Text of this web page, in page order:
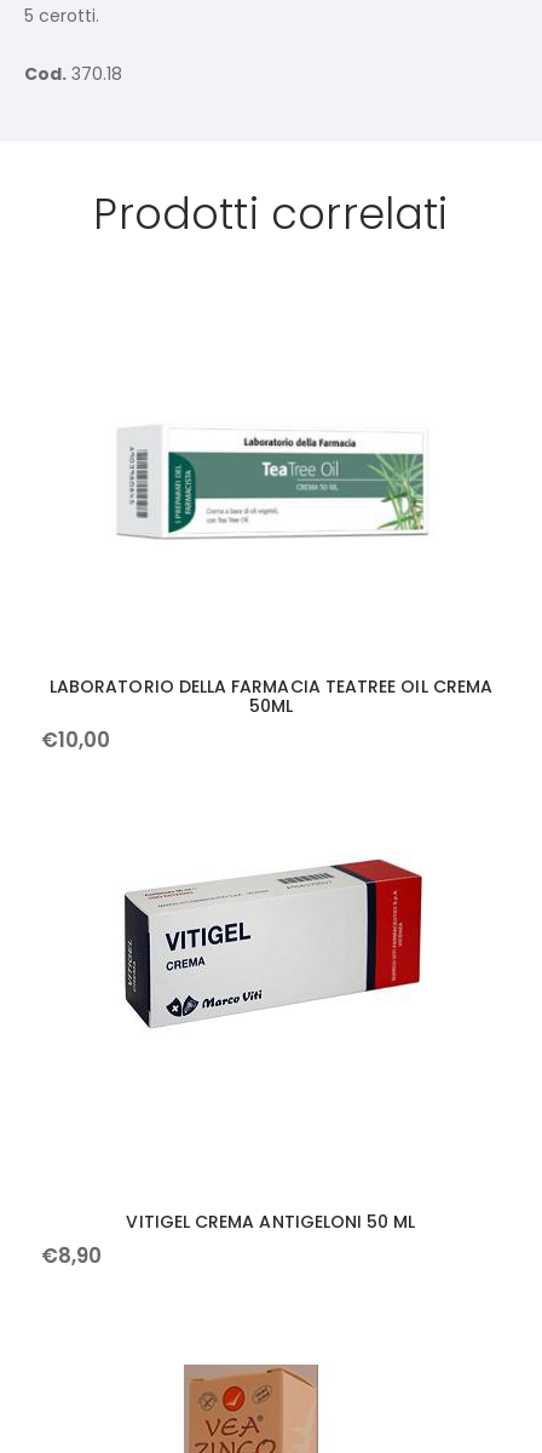
5 cerotti.
Cod. 370.18
Prodotti correlati
LABORATORIO DELLA FARMACIA TEATREE OIL CREMA
50ML
€10,00
VITIGEL CREMA ANTIGELONI 50 ML
€8,90